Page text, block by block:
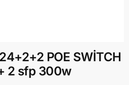
POE SWİTCH
2 sfp 300w